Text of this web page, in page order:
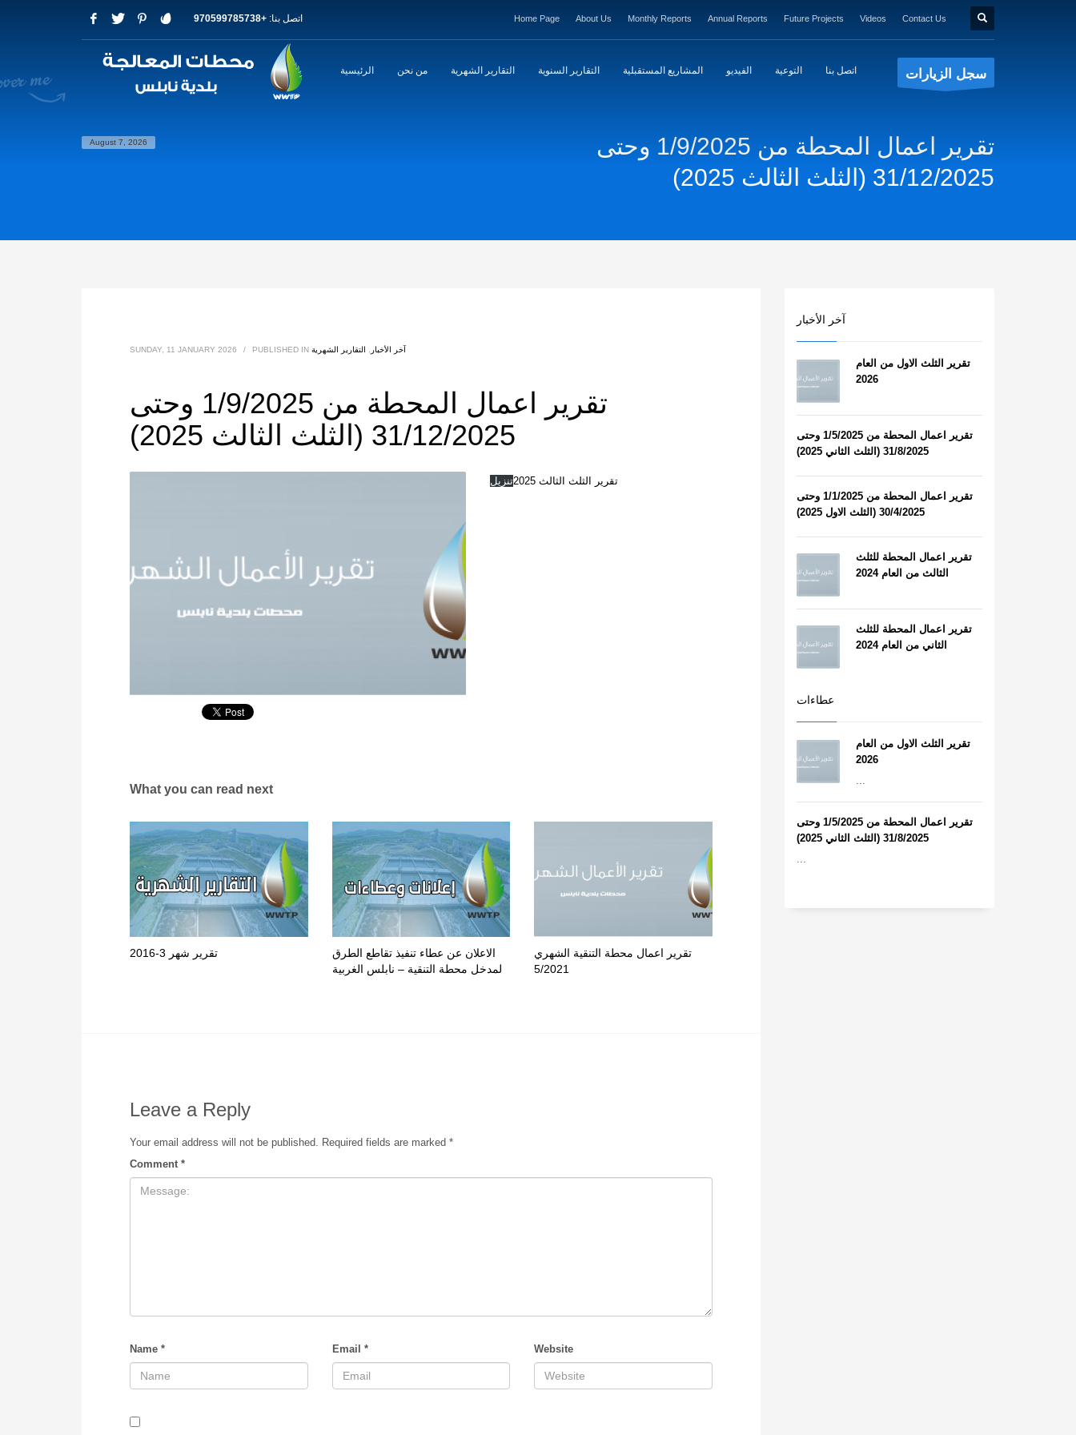
اتصل بنا: +970599785738 Home Page About Us Monthly Reports Annual Reports Future Projects Videos Contact Us
الرئيسية من نحن التقارير الشهرية التقارير السنوية المشاريع المستقبلية الفيديو التوعية اتصل بنا سجل الزيارات
August 7, 2026
تقرير اعمال المحطة من 1/9/2025 وحتى
31/12/2025 (الثلث الثالث 2025)
SUNDAY, 11 JANUARY 2026 / PUBLISHED IN آخر الأخبار التقارير الشهرية
تقرير اعمال المحطة من 1/9/2025 وحتى
31/12/2025 (الثلث الثالث 2025)
تقرير الثلث الثالث 2025 تنزيل
What you can read next
تقرير شهر 3-2016
الاعلان عن عطاء تنفيذ تقاطع الطرق
لمدخل محطة التنقية – نابلس الغربية
تقرير اعمال محطة التنقية الشهري
5/2021
Leave a Reply
Your email address will not be published. Required fields are marked *
Comment *
Name * Email * Website
آخر الأخبار
تقرير الثلث الاول من العام
2026
تقرير اعمال المحطة من 1/5/2025 وحتى
31/8/2025 (الثلث الثاني 2025)
تقرير اعمال المحطة من 1/1/2025 وحتى
30/4/2025 (الثلث الاول 2025)
تقرير اعمال المحطة للثلث
الثالث من العام 2024
تقرير اعمال المحطة للثلث
الثاني من العام 2024
عطاءات
تقرير الثلث الاول من العام
2026
...
تقرير اعمال المحطة من 1/5/2025 وحتى
31/8/2025 (الثلث الثاني 2025)
...